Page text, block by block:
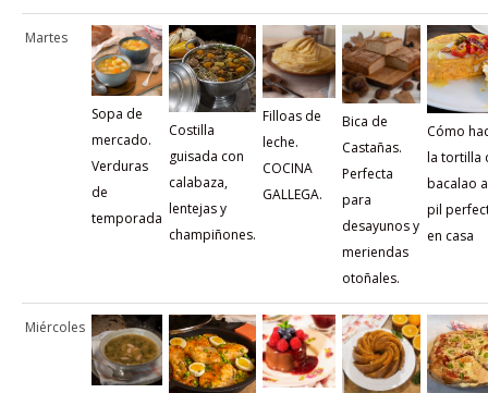
Martes
Sopa de
mercado.
Verduras
de
temporada
Costilla
guisada con
calabaza,
lentejas y
champiñones.
Filloas de
leche.
COCINA
GALLEGA.
Bica de
Castañas.
Perfecta
para
desayunos y
meriendas
otoñales.
Cómo
la tortilla
bacalao
pil
en casa
Miércoles